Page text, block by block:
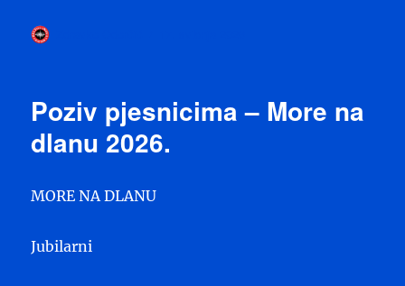
Poziv pjesnicima – More na
dlanu 2026.
MORE NA DLANU
Jubilarni